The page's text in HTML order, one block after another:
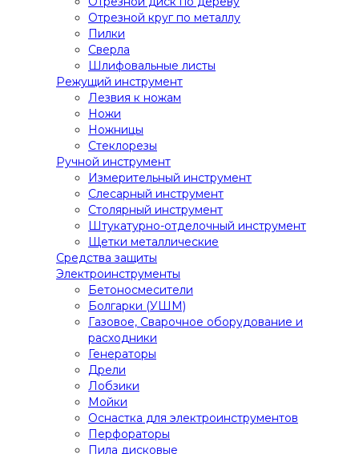
Отрезной круг по металлу
Пилки
Сверла
Шлифовальные листы
Режущий инструмент
Лезвия к ножам
Ножи
Ножницы
Стеклорезы
Ручной инструмент
Измерительный инструмент
Слесарный инструмент
Столярный инструмент
Штукатурно-отделочный инструмент
Щетки металлические
Средства защиты
Электроинструменты
Бетоносмесители
Болгарки (УШМ)
Газовое, Сварочное оборудование и
расходники
Генераторы
Дрели
Лобзики
Мойки
Оснастка для электроинструментов
Перфораторы
Пила дисковые